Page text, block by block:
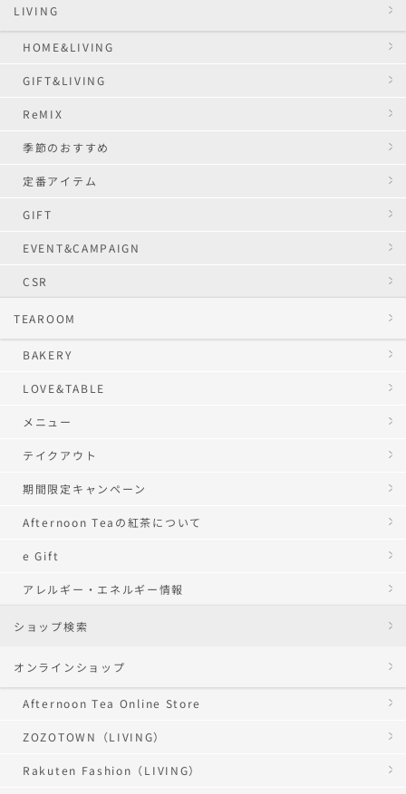
LIVING
HOME&LIVING
GIFT&LIVING
ReMIX
季節のおすすめ
定番アイテム
GIFT
EVENT&CAMPAIGN
CSR
TEAROOM
BAKERY
LOVE&TABLE
メニュー
テイクアウト
期間限定キャンペーン
Afternoon Teaの紅茶について
e Gift
アレルギー・エネルギー情報
ショップ検索
オンラインショップ
Afternoon Tea Online Store
ZOZOTOWN（LIVING）
Rakuten Fashion（LIVING）